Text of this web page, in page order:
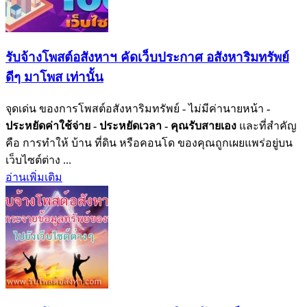
รับจ้างโพสต์อสังหาฯ คัดเว็บประกาศ อสังหาริมทรัพย์
ดีๆ มาโพส เท่านั้น
จุดเด่น ของการโพสต์อสังหาริมทรัพย์ - ไม่มีค่านายหน้า -
ประหยัดค่าใช้จ่าย - ประหยัดเวลา - คุณรับสายเอง และที่สำคัญ
คือ การทำให้ บ้าน ที่ดิน หรือคอนโด ของคุณถูกเผยแพร่อยู่บน
เว็บไซต์ต่าง ...
อ่านเพิ่มเติม